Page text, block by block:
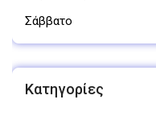
Σάββατο
Κατηγορίες